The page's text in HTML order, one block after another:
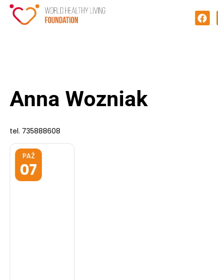
Anna Wozniak
tel. 735888608
PAŹ
07